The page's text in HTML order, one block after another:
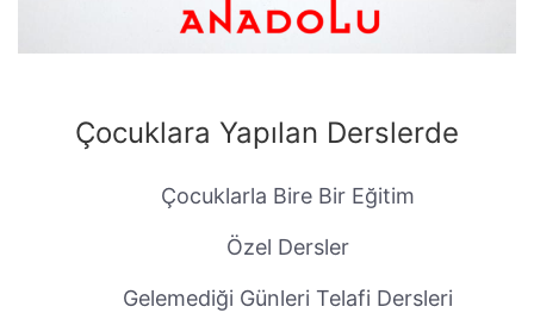
Çocuklara Yapılan Derslerde
Çocuklarla Bire Bir Eğitim
Özel Dersler
Gelemediği Günleri Telafi Dersleri